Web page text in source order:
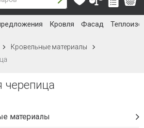
Кровля Фасад
Кровельные материалы
черепица
материалы